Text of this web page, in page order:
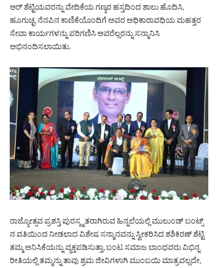
ಆರ್ ಶೆಟ್ಟಿಯವರನ್ನು ವೇದಿಕೆಯ ಗಣ್ಯರ ಹಸ್ತದಿಂದ ಶಾಲು ಹೊದಿಸಿ,
ಹೂಗುಚ್ಛ, ನೆನಪಿನ ಕಾಣಿಕೆಯೊಂದಿಗೆ ಅವರ ಅಧಿಕಾರಾವಧಿಯ ಮಹತ್ತರ
ಸೇವಾ ಕಾರ್ಯಗಳನ್ನು ಪರಿಗಣಿಸಿ ಅವರೆಲ್ಲರನ್ನು ಸನ್ಮಾನಿಸಿ
ಅಭಿನಂದಿಸಲಾಯಿತು.
ರಾಜ್ಯೋತ್ಸವ ಪ್ರಶಸ್ತಿ ಪುರಸ್ಕೃತರಾಗಿರುವ ಹಿನ್ನಲೆಯಲ್ಲಿ ಮುಲುಂಡ್ ಬಂಟ್ಸ್
ನ ವತಿಯಿಂದ ನೀಡಲಾದ ವಿಶೇಷ ಸನ್ಮಾನವನ್ನು ಸ್ವೀಕರಿಸಿದ ಶಶಿಕಿರಣ್ ಶೆಟ್ಟಿ
ತಮ್ಮ ಅನಿಸಿಕೆಯನ್ನು ವ್ಯಕ್ತಪಡಿಸುತ್ತಾ, ಬಂಟ ಸಮಾಜ ಬಾಂಧವರು ವಿಭಿನ್ನ
ರೀತಿಯಲ್ಲಿ ತಮ್ಮನ್ನು ತಾವು ಶ್ರಮ ಜೀವಿಗಳಾಗಿ ಮುಂಬಯಿ ಮಾತ್ರವಲ್ಲದೇ,